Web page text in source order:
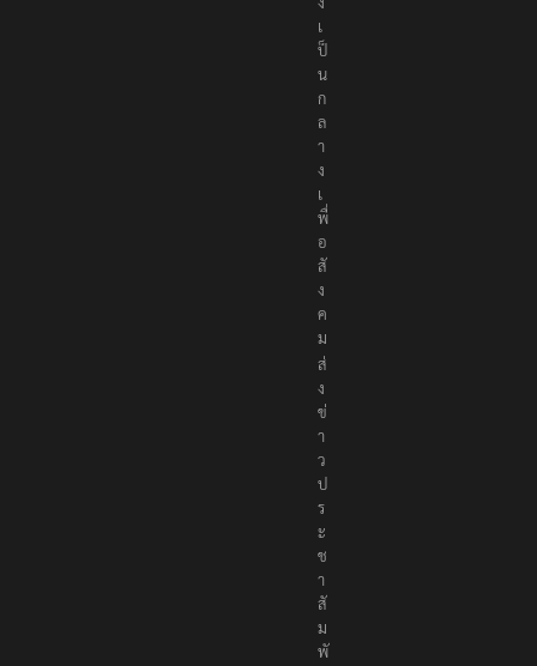
ต้
อ
ง
เ
ป็
น
ก
ล
า
ง
เ
พื่
อ
สั
ง
ค
ม
ส่
ง
ข่
า
ว
ป
ร
ะ
ช
า
สั